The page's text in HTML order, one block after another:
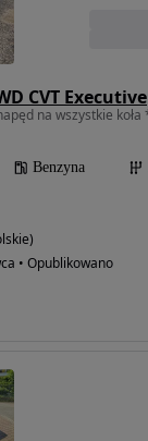
CVT Executive
Benzyna
• Opublikowano